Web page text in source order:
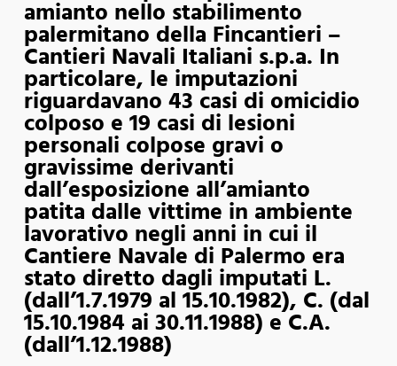
amianto nello stabilimento
palermitano della Fincantieri –
Cantieri Navali Italiani s.p.a. In
particolare, le imputazioni
riguardavano 43 casi di omicidio
colposo e 19 casi di lesioni
personali colpose gravi o
gravissime derivanti
dall’esposizione all’amianto
patita dalle vittime in ambiente
lavorativo negli anni in cui il
Cantiere Navale di Palermo era
stato diretto dagli imputati L.
(dall’1.7.1979 al 15.10.1982), C. (dal
15.10.1984 ai 30.11.1988) e C.A.
(dall’1.12.1988)